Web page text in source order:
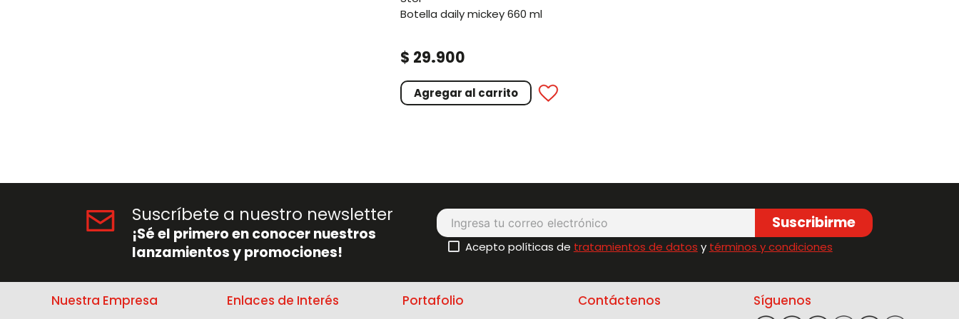
botella daily mickey 660 ml
$ 29.900
Agregar al carrito
Suscríbete a nuestro newsletter
¡Sé el primero en conocer nuestros
lanzamientos y promociones!
Suscribirme
Acepto políticas de tratamientos de datos y términos y condiciones
Nuestra Empresa Enlaces de Interés Portafolio Contáctenos Síguenos